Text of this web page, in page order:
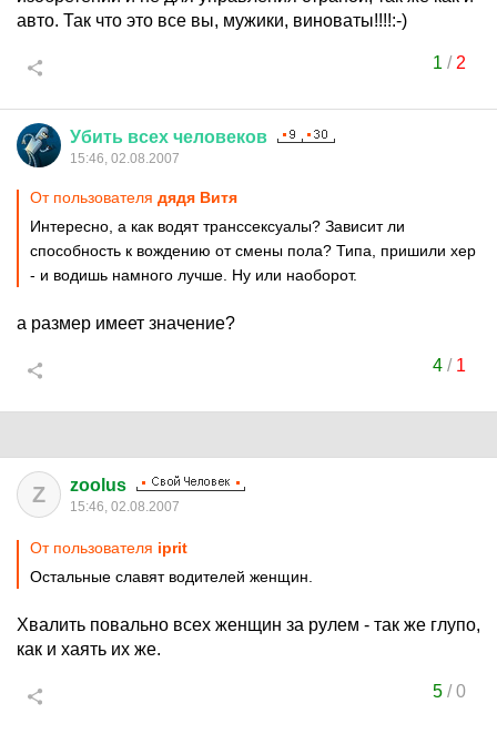
авто. Так что это все вы, мужики, виноваты!!!!:-)
1 / 2
Убить всех человеков
15:46, 02.08.2007
От пользователя дядя Витя
Интересно, а как водят транссексуалы? Зависит ли
способность к вождению от смены пола? Типа, пришили хер
- и водишь намного лучше. Ну или наоборот.
а размер имеет значение?
4/ 1
Z zoolus
15:46, 02.08.2007
От пользователя iprit
Остальные славят водителей женщин.
Хвалить повально всех женщин за рулем - так же глупо,
как и хаять их же.
5/0